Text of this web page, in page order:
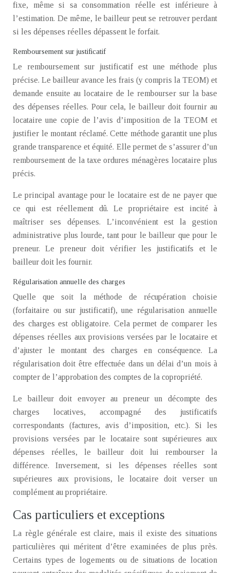
fixe, même si sa consommation réelle est inférieure à
l’estimation. De même, le bailleur peut se retrouver perdant
si les dépenses réelles dépassent le forfait.
Remboursement sur justificatif
Le remboursement sur justificatif est une méthode plus
précise. Le bailleur avance les frais (y compris la TEOM) et
demande ensuite au locataire de le rembourser sur la base
des dépenses réelles. Pour cela, le bailleur doit fournir au
locataire une copie de l’avis d’imposition de la TEOM et
justifier le montant réclamé. Cette méthode garantit une plus
grande transparence et équité. Elle permet de s’assurer d’un
remboursement de la taxe ordures ménagères locataire plus
précis.
Le principal avantage pour le locataire est de ne payer que
ce qui est réellement dû. Le propriétaire est incité à
maîtriser ses dépenses. L’inconvénient est la gestion
administrative plus lourde, tant pour le bailleur que pour le
preneur. Le preneur doit vérifier les justificatifs et le
bailleur doit les fournir.
Régularisation annuelle des charges
Quelle que soit la méthode de récupération choisie
(forfaitaire ou sur justificatif), une régularisation annuelle
des charges est obligatoire. Cela permet de comparer les
dépenses réelles aux provisions versées par le locataire et
d’ajuster le montant des charges en conséquence. La
régularisation doit être effectuée dans un délai d’un mois à
compter de l’approbation des comptes de la copropriété.
Le bailleur doit envoyer au preneur un décompte des
charges locatives, accompagné des justificatifs
correspondants (factures, avis d’imposition, etc.). Si les
provisions versées par le locataire sont supérieures aux
dépenses réelles, le bailleur doit lui rembourser la
différence. Inversement, si les dépenses réelles sont
supérieures aux provisions, le locataire doit verser un
complément au propriétaire.
Cas particuliers et exceptions
La règle générale est claire, mais il existe des situations
particulières qui méritent d’être examinées de plus près.
Certains types de logements ou de situations de location